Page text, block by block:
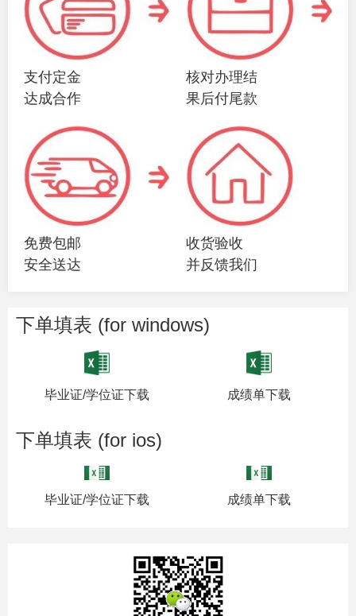
支付定金
达成合作
核对办理结
果后付尾款
免费包邮
安全送达
收货验收
并反馈我们
下单填表 (for windows)
毕业证/学位证下载 成绩单下载
下单填表 (for ios)
毕业证/学位证下载 成绩单下载